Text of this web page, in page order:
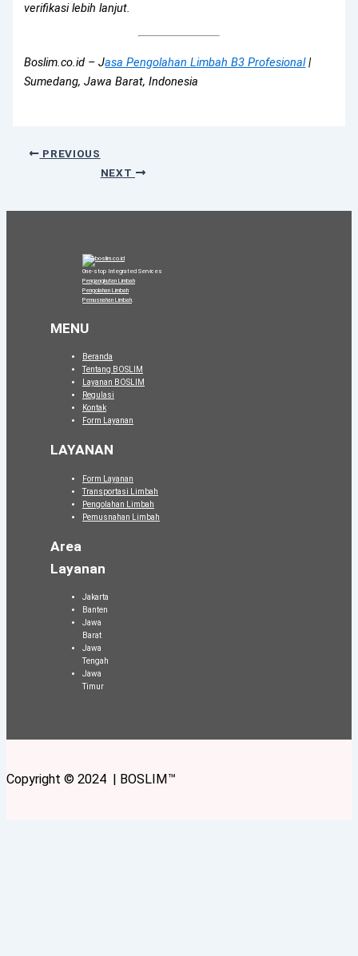
verifikasi lebih lanjut.
Boslim.co.id – Jasa Pengolahan Limbah B3 Profesional|
Sumedang, Jawa Barat, Indonesia
PREVIOUS
NEXT
One-stop Integrated Services
Pengangkutan Limbah
Pengolahan Limbah
Pemusnahan Limbah.
MENU
Beranda
Tentang BOSLIM
Layanan BOSLIM
Regulasi
Kontak
Form Layanan
LAYANAN
Form Layanan
Transportasi Limbah
Pengolahan Limbah
Pemusnahan Limbah
Area
Layanan
Jakarta
Banten
Jawa
Barat
Jawa
Tengah
Jawa
Timur
Copyright © 2024 | BOSLIM™